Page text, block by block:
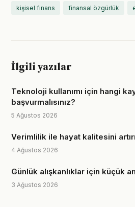
kişisel finans finansal özgürlük
İlgili yazılar
Teknoloji kullanımı için hangi
başvurmalısınız?
5 Ağustos 2026
Verimlilik ile hayat kalitesini
4 Ağustos 2026
Günlük alışkanlıklar için küçük
3 Ağustos 2026